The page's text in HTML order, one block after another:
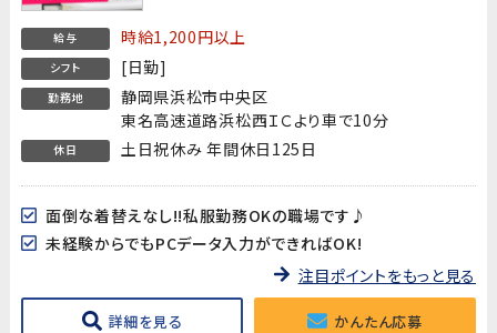
給与 時給1,200円以上
シフト [日勤]
勤務地
静岡県浜松市中央区
東名高速道路浜松西ＩＣより車で10分
休日 土日祝休み 年間休日125日
面倒な着替えなし!!私服勤務OKの職場です♪
未経験からでもPCデータ入力ができればOK!
注目ポイントをもっと見る
詳細を見る かんたん応募